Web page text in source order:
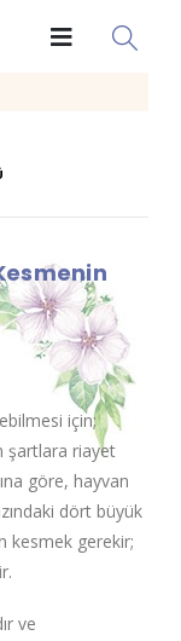
için;
şartlara riayet
göre, hayvan
dört büyük
kesmek gerekir;
ve